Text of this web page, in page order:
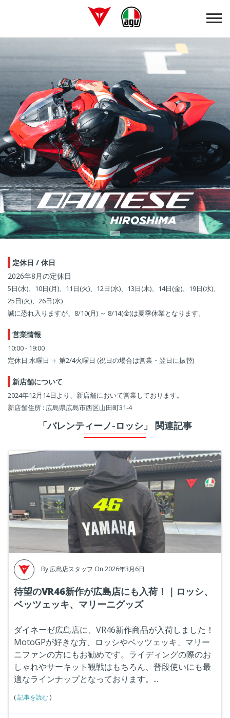
定休日 / 休日
2026年8月の定休日
5日(水)、10日(月)、11日(火)、12日(水)、13日(木)、14日(金)、19日(水)、
25日(火)、26日(水)
誠に恐れ入りますが、8/10(月) ～ 8/14(金)は夏季休業となります。
営業情報
10:00 - 19:00
定休日 水曜日 ＋ 第2/4火曜日 (祝日の場合は営業・翌日に振替)
新店舗について
2024年12月14日より、新店舗において営業しております。
新店舗住所 : 広島県広島市西区山田町31-4
「バレンティーノ-ロッシ」 関連記事
By 広島店スタッフ On 2026年3月6日
待望のVR46新作が広島店にも入荷！｜ロッシ、
ベッツェッキ、マリーニグッズ
ダイネーゼ広島店に、VR46新作商品が入荷しました！
MotoGPが好きな方、ロッシやベッツェッキ、マリー
ニファンの方にもお勧めです。ライディングの際のお
しゃれやサーキット観戦はもちろん、普段使いにも最
適なラインナップとなっております。...
(記事を読む)